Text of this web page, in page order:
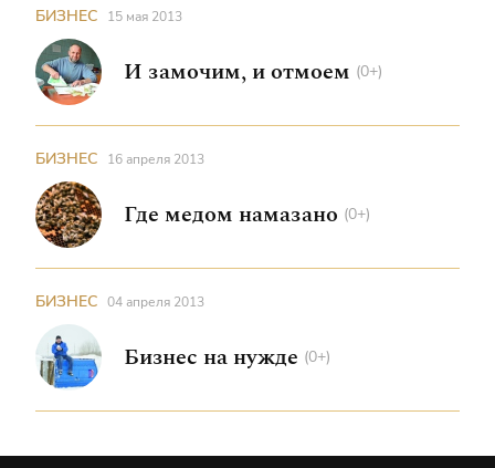
БИЗНЕС 15 мая 2013
И замочим, и отмоем (0+)
БИЗНЕС 16 апреля 2013
Где медом намазано (0+)
БИЗНЕС 04 апреля 2013
Бизнес на нужде (0+)